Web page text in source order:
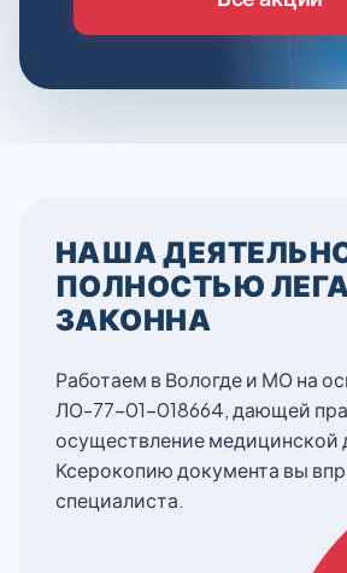
НАША
ПОЛНОСТЬЮ
ЗАКОННА
Работаем в Вологде и МО на
ЛО-77-01-018664, дающей
осуществление медицинской
Ксерокопию документа вы
специалиста.